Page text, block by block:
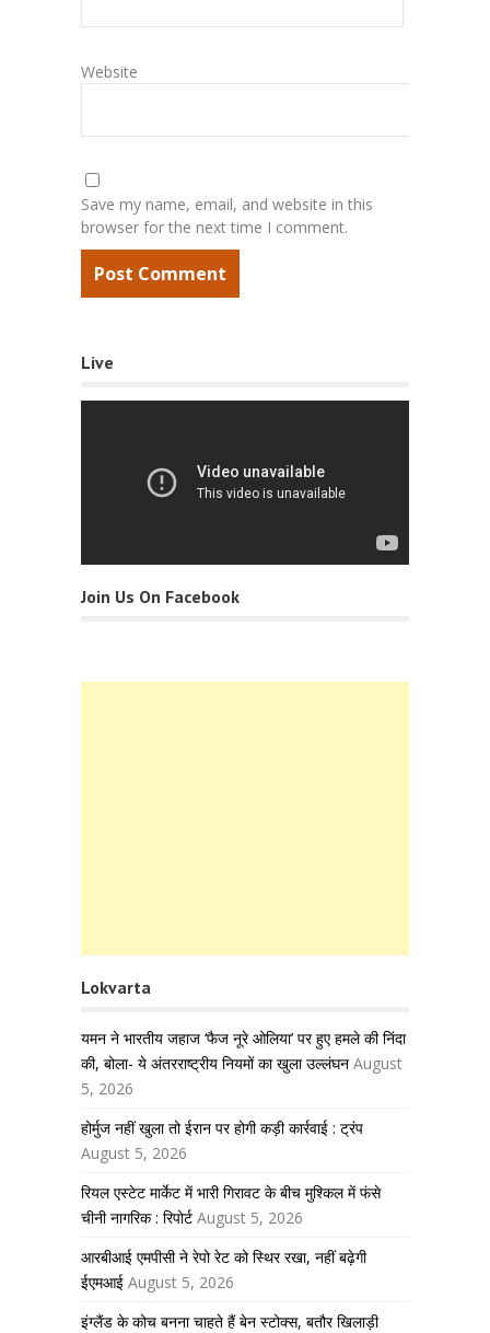
Website
Save my name, email, and website in this
browser for the next time I comment.
Live
Join Us On Facebook
Lokvarta
यमन ने भारतीय जहाज ‘फैज नूरे ओलिया’ पर हुए हमले की निंदा
की, बोला- ये अंतरराष्ट्रीय नियमों का खुला उल्लंघन August
5, 2026
होर्मुज नहीं खुला तो ईरान पर होगी कड़ी कार्रवाई : ट्रंप
August 5, 2026
रियल एस्टेट मार्केट में भारी गिरावट के बीच मुश्किल में फंसे
चीनी नागरिक : रिपोर्ट August 5, 2026
आरबीआई एमपीसी ने रेपो रेट को स्थिर रखा, नहीं बढ़ेगी
ईएमआई August 5, 2026
इंग्लैंड के कोच बनना चाहते हैं बेन स्टोक्स, बतौर खिलाड़ी